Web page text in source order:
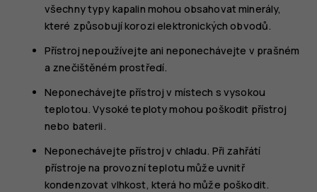
všechny typy kapalin mohou obsahovat minerály,
které způsobují korozi elektronických obvodů.
Přístroj nepoužívejte ani neponechávejte v prašném
a znečištěném prostředí.
Neponechávejte přístroj v místech s vysokou
teplotou. Vysoké teploty mohou poškodit přístroj
nebo baterii.
Neponechávejte přístroj v chladu. Při zahřátí
přístroje na provozní teplotu může uvnitř
kondenzovat vlhkost, která ho může poškodit.